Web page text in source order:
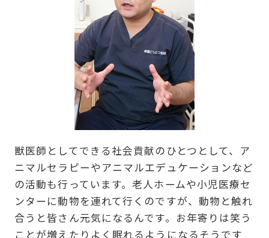
獣医師としてできる社会貢献のひとつとして、ア
ニマルセラピーやアニマルエデュケーションなど
の活動も行っています。老人ホームや小児医療セ
ンターに動物を連れて行くのですが、動物と触れ
合うと皆さん元気になるんです。お年寄りは笑う
ことが増えたりよく眠れるようになるそうです